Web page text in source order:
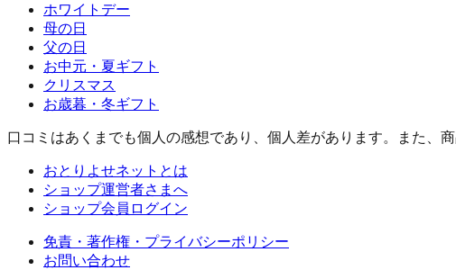
ホワイトデー
母の日
父の日
お中元・夏ギフト
クリスマス
お歳暮・冬ギフト
口コミはあくまでも個人の感想であり、個人差があります。また、
おとりよせネットとは
ショップ運営者さまへ
ショップ会員ログイン
免責・著作権・プライバシーポリシー
お問い合わせ